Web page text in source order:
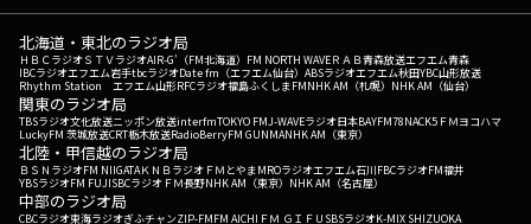
北海道・東北のラジオ局
ＨＢＣラジオＳＴＶラジオAIR-G'（FM北海道） FM NORTH WAVEＲＡＢ青森放送エフエム青森
IBCラジオエフエム岩手tbcラジオDate fm（エフエム仙台） ABSラジオエフエム秋田YBC山形放送
Rhythm Station エフエム山形RFCラジオ福島ふくしまFMNHK AM（札幌） NHK AM（仙台）
関東のラジオ局
TBSラジオ文化放送ニッポン放送interfmTOKYO FMJ-WAVEラジオ日本BAYFM78NACK5 ＦＭヨコハマ
LuckyFM 茨城放送CRT栃木放送RadioBerryFM GUNMANHK AM（東京）
北陸・甲信越のラジオ局
ＢＳＮラジオFM NIIGATAＫＮＢラジオ ＦＭとやまMROラジオエフエム石川FBCラジオFM福井
YBSラジオFM FUJISBCラジオ ＦＭ長野NHK AM（東京） NHK AM（名古屋）
中部のラジオ局
CBCラジオ東海ラジオぎふチャンZIP-FMFM AICHI ＦＭ ＧＩＦＵ SBSラジオK-MIX SHIZUOKA